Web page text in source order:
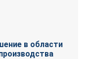
в области